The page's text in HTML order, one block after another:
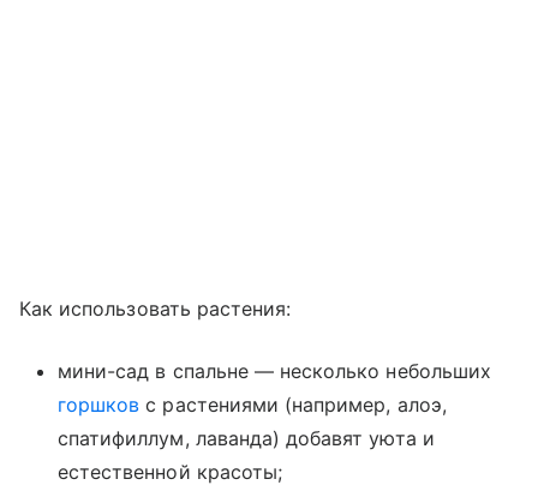
Как использовать растения:
мини-сад в спальне — несколько небольших
горшков с растениями (например, алоэ,
спатифиллум, лаванда) добавят уюта и
естественной красоты;